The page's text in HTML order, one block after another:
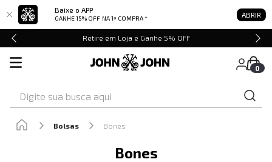
Baixe o APP
GANHE 15% OFF NA 1ª COMPRA * ABRIR
Retire em Loja e Ganhe 5% OFF
0
Bolsas Bones
Bones